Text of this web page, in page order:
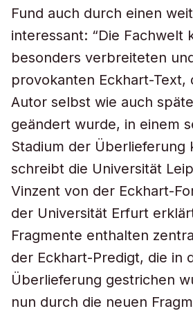
Fund auch durch einen
interessant: “Die Fachwelt
besonders verbreiteten
provokanten Eckhart-Text,
Autor selbst wie auch
geändert wurde, in einem
Stadium der Überlieferung
schreibt die Universität
Vinzent von der Eckhart-
der Universität Erfurt
Fragmente enthalten
der Eckhart-Predigt, die in
Überlieferung gestrichen
nun durch die neuen